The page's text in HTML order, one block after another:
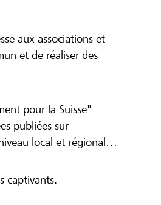
aux associations et
et de réaliser des
pour la Suisse"
publiées sur
local et régional
captivants.